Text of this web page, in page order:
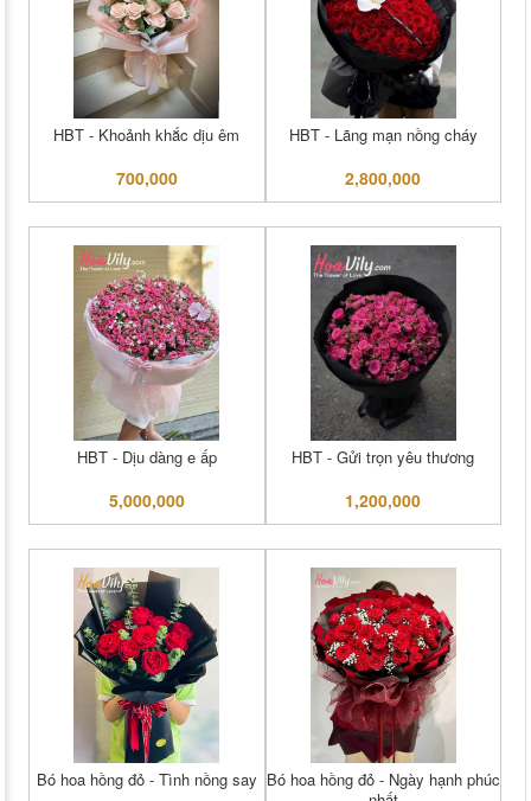
HBT - Khoảnh khắc dịu êm
700,000
HBT - Lãng mạn nồng cháy
2,800,000
HBT - Dịu dàng e ấp
5,000,000
HBT - Gửi trọn yêu thương
1,200,000
Bó hoa hồng đỏ - Tình nồng say Bó hoa hồng đỏ - Ngày hạnh phúc